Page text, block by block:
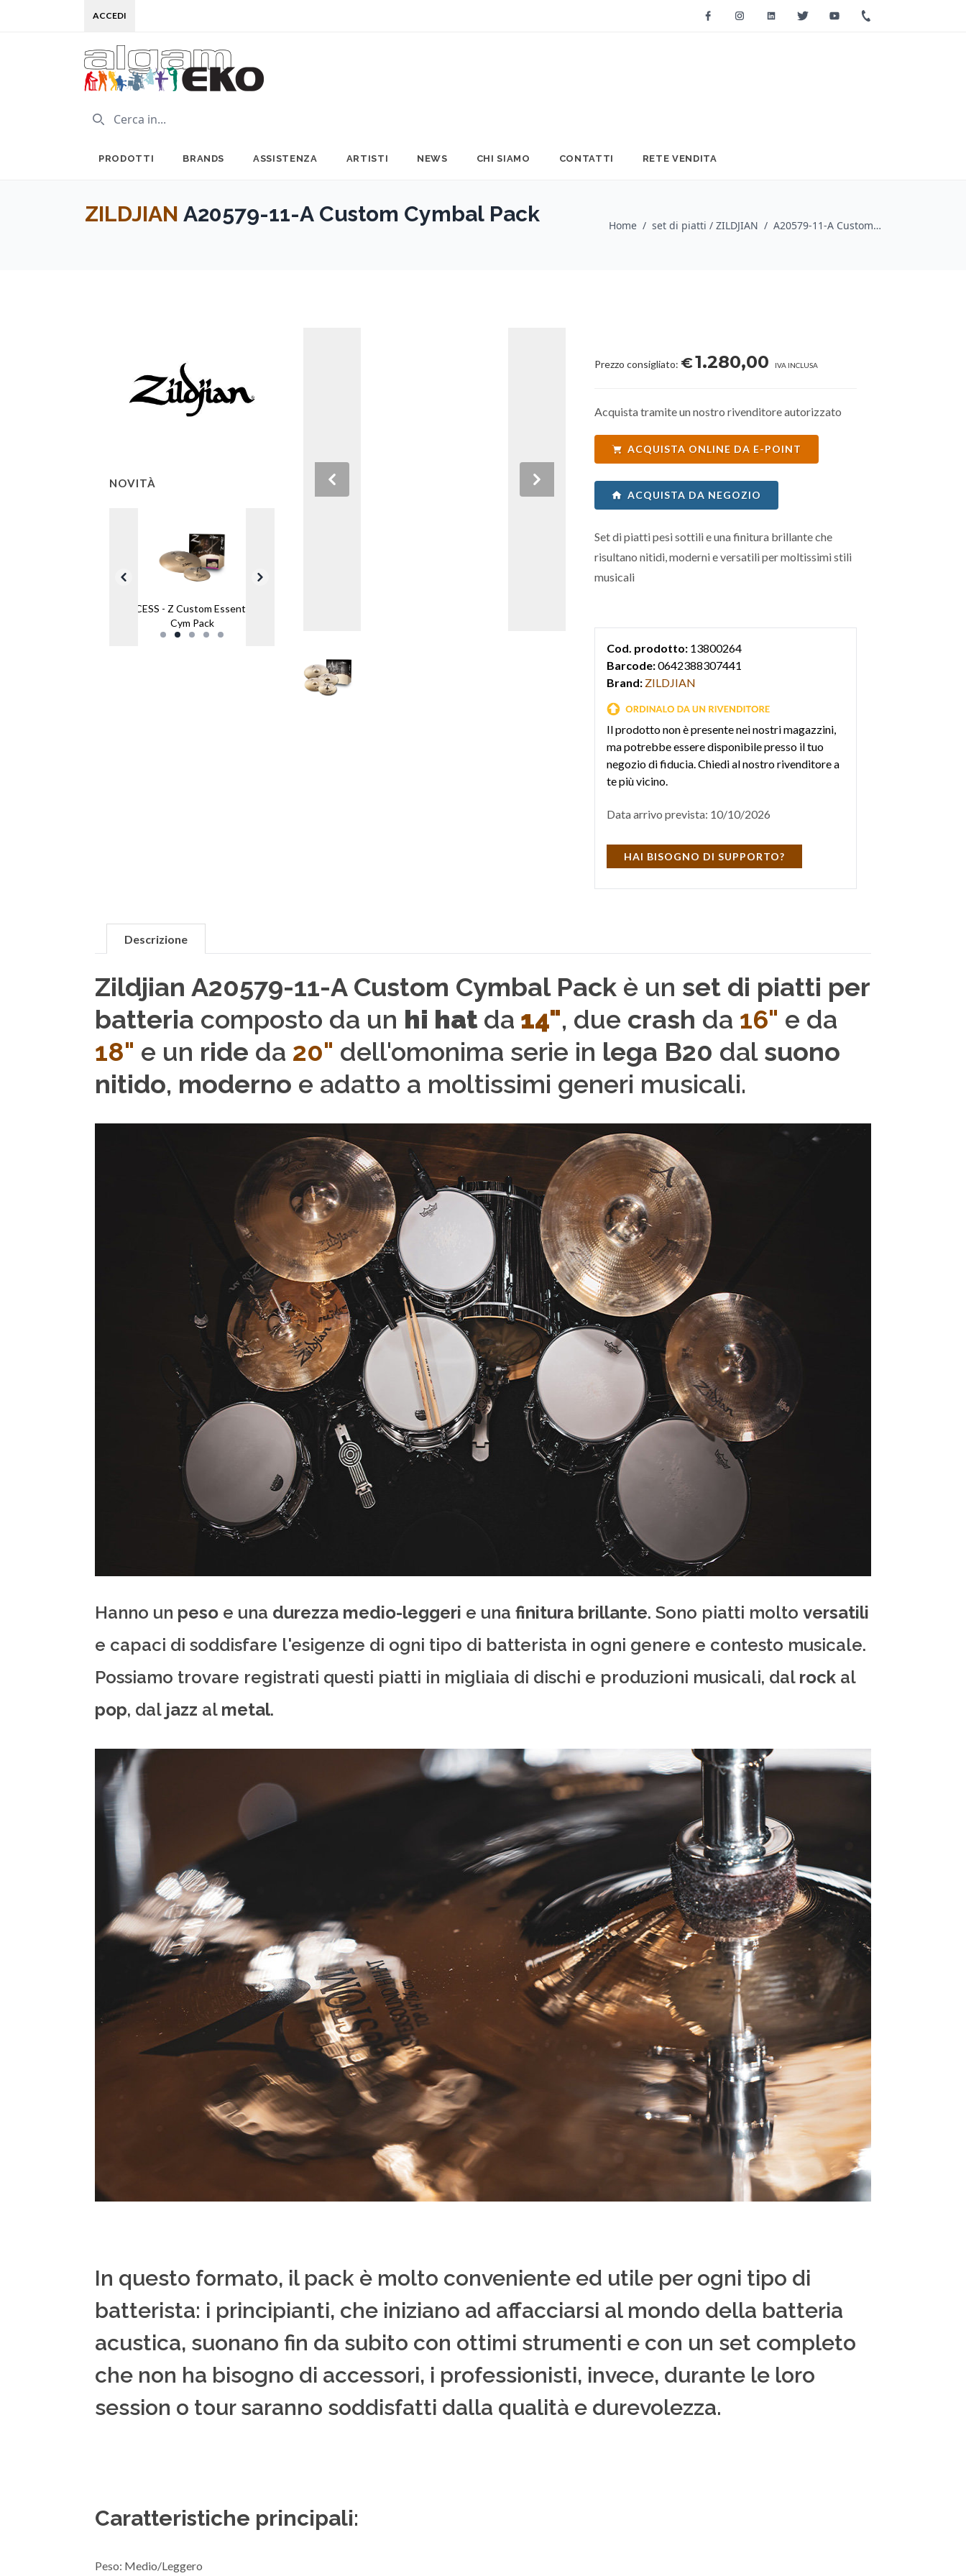
ACCEDI FacebookInstagramLinkedinTwitter Youtube
PRODOTTI BRANDS ASSISTENZA ARTISTI NEWS CHI SIAMO CONTATTI RETE VENDITA
ZILDJIAN A20579-11-A Custom Cymbal Pack Home / set di piatti / ZILDJIAN / A20579-11-A Custom Cymbal Pack
NOVITÀ
ZCESS - Z Custom Essential
Cym Pack
Previous Next
Prezzo consigliato: €1.280,00 IVA INCLUSA
Acquista tramite un nostro rivenditore autorizzato
ACQUISTA ONLINE DA E-POINT
ACQUISTA DA NEGOZIO
Set di piatti pesi sottili e una finitura brillante che
risultano nitidi, moderni e versatili per moltissimi stili
musicali
Cod. prodotto: 13800264
Barcode:0642388307441
Brand: ZILDJIAN
Il prodotto non è presente nei nostri magazzini,
ma potrebbe essere disponibile presso il tuo
negozio di fiducia. Chiedi al nostro rivenditore a
te più vicino.
Data arrivo prevista: 10/10/2026
HAI BISOGNO DI SUPPORTO?
Descrizione
Zildjian A20579-11-A Custom Cymbal Pack è un set di piatti per
batteria composto da un hi hat da 14", due crash da 16" e da
18" e un ride da 20" dell'omonima serie in lega B20 dal suono
nitido, moderno e adatto a moltissimi generi musicali.
Hanno un peso e una durezza medio-leggeri e una finitura brillante. Sono piatti molto versatili
e capaci di soddisfare l'esigenze di ogni tipo di batterista in ogni genere e contesto musicale.
Possiamo trovare registrati questi piatti in migliaia di dischi e produzioni musicali, dal rock al
pop, dal jazz al metal.
In questo formato, il pack è molto conveniente ed utile per ogni tipo di
batterista: i principianti, che iniziano ad affacciarsi al mondo della batteria
acustica, suonano fin da subito con ottimi strumenti e con un set completo
che non ha bisogno di accessori, i professionisti, invece, durante le loro
session o tour saranno soddisfatti dalla qualità e durevolezza.
Caratteristiche principali:
Peso: Medio/Leggero